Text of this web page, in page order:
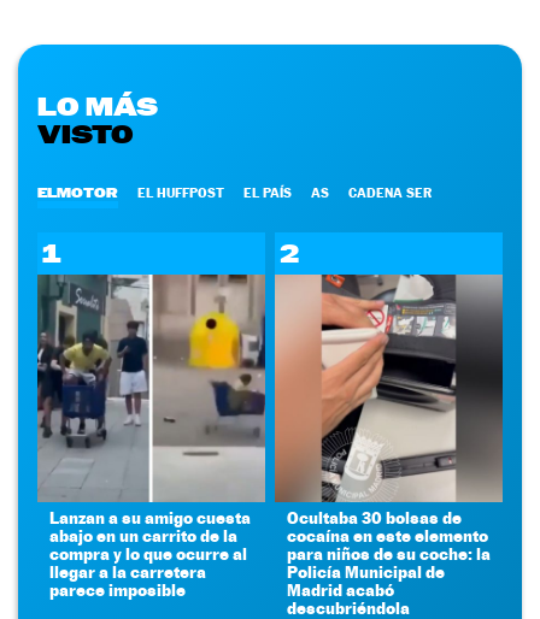
LO MÁS
VISTO
ELMOTOR EL HUFFPOST EL PAÍS AS CADENA SER
1
Lanzan a su amigo cuesta
abajo en un carrito de la
compra y lo que ocurre al
llegar a la carretera
parece imposible
2
Ocultaba 30 bolsas de
cocaína en este elemento
para niños de su coche: la
Policía Municipal de
Madrid acabó
descubriéndola